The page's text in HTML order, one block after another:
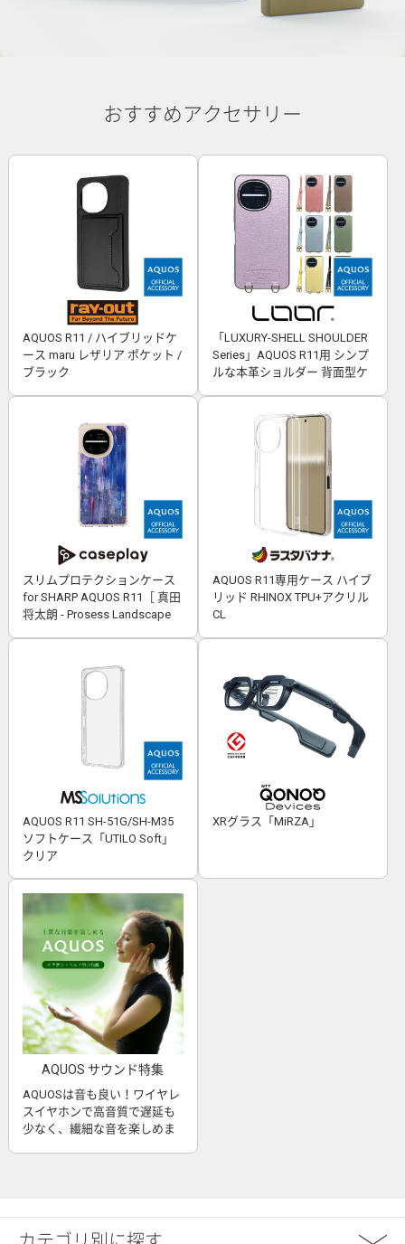
おすすめアクセサリー
AQUOS R11 / ハイブリッドケ
ース maru レザリア ポケット /
ブラック
「LUXURY-SHELL SHOULDER
Series」AQUOS R11用 シンプ
ルな本革ショルダー 背面型ケ
スリムプロテクションケース
for SHARP AQUOS R11［ 真田
将太朗 - Prosess Landscape
AQUOS R11専用ケース ハイブ
リッド RHINOX TPU+アクリル
CL
AQUOS R11 SH-51G/SH-M35
ソフトケース「UTILO Soft」
クリア
XRグラス「MiRZA」
AQUOS サウンド特集
AQUOSは音も良い！ワイヤレ
スイヤホンで高音質で遅延も
少なく、繊細な音を楽しめま